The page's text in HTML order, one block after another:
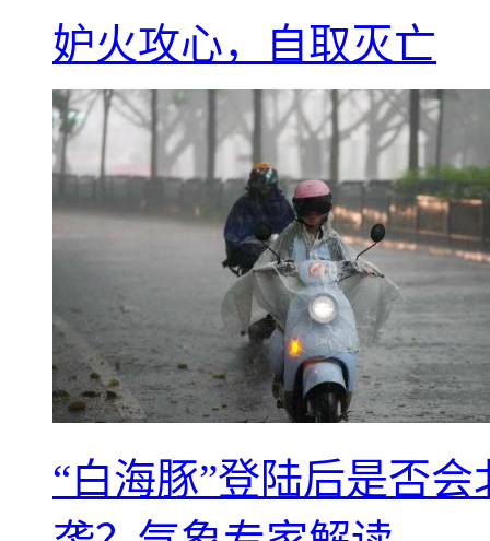
妒火攻心，自取灭亡
“白海豚”登陆后是否